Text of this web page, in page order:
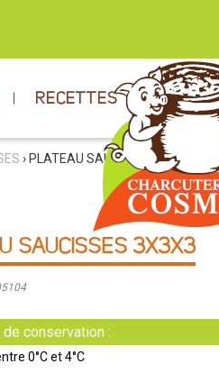
RECETTES
› PLATEAU SAUCISSES 3X3X3
SAUCISSES 3X3X3
conservation :
0°C et 4°C